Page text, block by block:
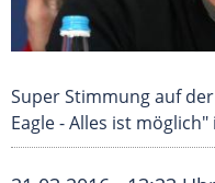
Super Stimmung auf
Eagle - Alles ist